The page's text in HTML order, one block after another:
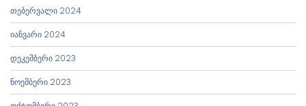
თებერვალი 2024
იანვარი 2024
დეკემბერი 2023
ნოემბერი 2023